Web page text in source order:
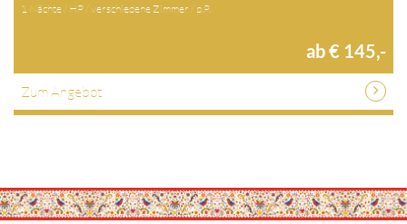
1 Nächte / HP / verschiedene Zimmer / p.P.
ab € 145,-
Zum Angebot